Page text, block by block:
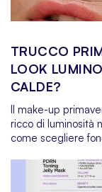
TRUCCO
LOOK
CALDE?
Il make-up
ricco di luminosità
come scegliere
calde. Scopri
una pelle